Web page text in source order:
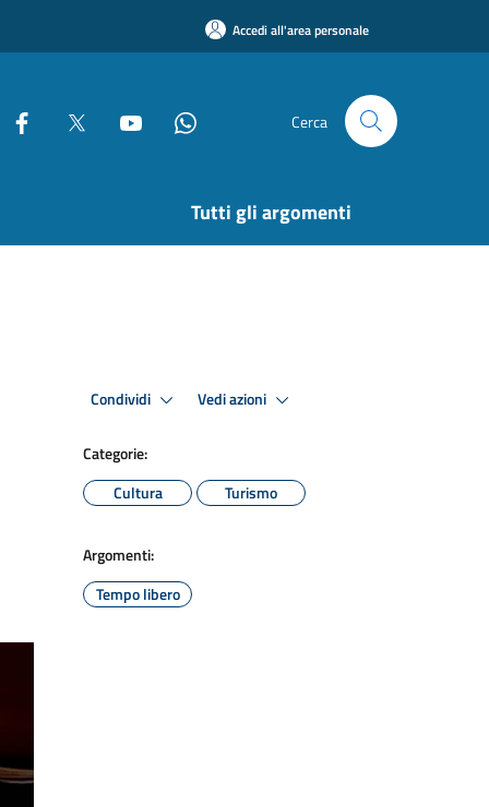
Accedi all'area personale
Cerca
Tutti gli argomenti
Condividi Vedi azioni
Categorie:
Cultura
Turismo
Argomenti:
Tempo libero